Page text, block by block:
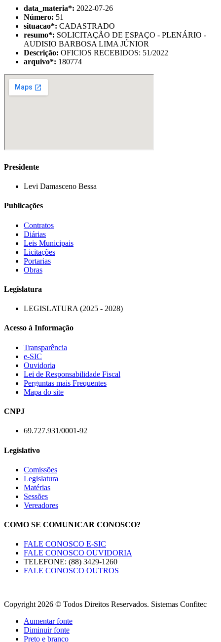
data_materia*: 2022-07-26
Número: 51
situacao*: CADASTRADO
resumo*: SOLICITAÇÃO DE ESPAÇO - PLENÁRIO -
AUDISIO BARBOSA LIMA JÚNIOR
Descrição: OFICIOS RECEBIDOS: 51/2022
arquivo*: 180774
Presidente
Levi Damasceno Bessa
Publicações
Contratos
Diárias
Leis Municipais
Licitações
Portarias
Obras
Legislatura
LEGISLATURA (2025 - 2028)
Acesso à Informação
Transparência
e-SIC
Ouvidoria
Lei de Responsabilidade Fiscal
Perguntas mais Frequentes
Mapa do site
CNPJ
69.727.931/0001-92
Legislativo
Comissões
Legislatura
Matérias
Sessões
Vereadores
COMO SE COMUNICAR CONOSCO?
FALE CONOSCO E-SIC
FALE CONOSCO OUVIDORIA
TELEFONE: (88) 3429-1260
FALE CONOSCO OUTROS
Copyright 2026 © Todos Direitos Reservados. Sistemas Confitec
Aumentar fonte
Diminuir fonte
Preto e branco